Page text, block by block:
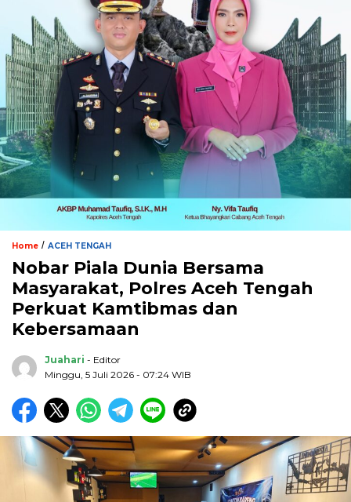
Home / ACEH TENGAH
Nobar Piala Dunia Bersama
Masyarakat, Polres Aceh Tengah
Perkuat Kamtibmas dan
Kebersamaan
Juahari - Editor
Minggu, 5 Juli 2026 - 07:24 WIB